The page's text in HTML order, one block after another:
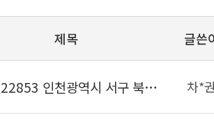
제목 글쓴
주소: 22853 인천광역시 서구 북항로206번길 22, 위킵 허브센터 차*